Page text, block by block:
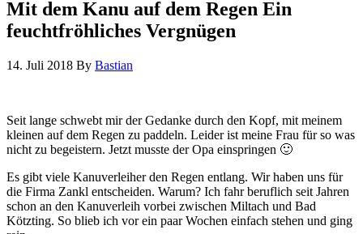
Mit dem Kanu auf dem Regen Ein
feuchtfröhliches Vergnügen
14. Juli 2018 By Bastian
Seit lange schwebt mir der Gedanke durch den Kopf, mit meinem
kleinen auf dem Regen zu paddeln. Leider ist meine Frau für so was
nicht zu begeistern. Jetzt musste der Opa einspringen 🙂
Es gibt viele Kanuverleiher den Regen entlang. Wir haben uns für
die Firma Zankl entscheiden. Warum? Ich fahr beruflich seit Jahren
schon an den Kanuverleih vorbei zwischen Miltach und Bad
Kötzting. So blieb ich vor ein paar Wochen einfach stehen und ging